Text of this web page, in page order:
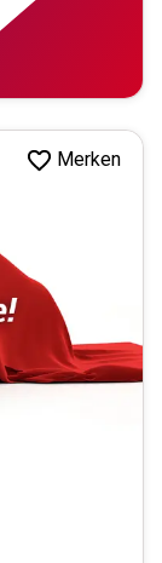
Merken